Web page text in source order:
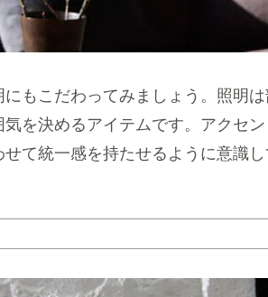
もこだわってみましょう。照明は
を決めるアイテムです。アクセ
て統一感を持たせるように意識し